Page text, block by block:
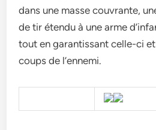
dans une masse couvrante,
de tir étendu à une arme
tout en garantissant celle-ci
coups de l’ennemi.